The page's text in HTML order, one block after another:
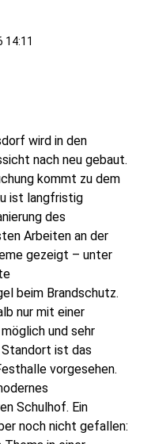
14:11
wird in den
nach neu gebaut.
kommt zu dem
ist langfristig
des
Arbeiten an der
gezeigt – unter
beim Brandschutz.
nur mit einer
und sehr
ist das
vorgesehen.
Schulhof. Ein
noch nicht gefallen: